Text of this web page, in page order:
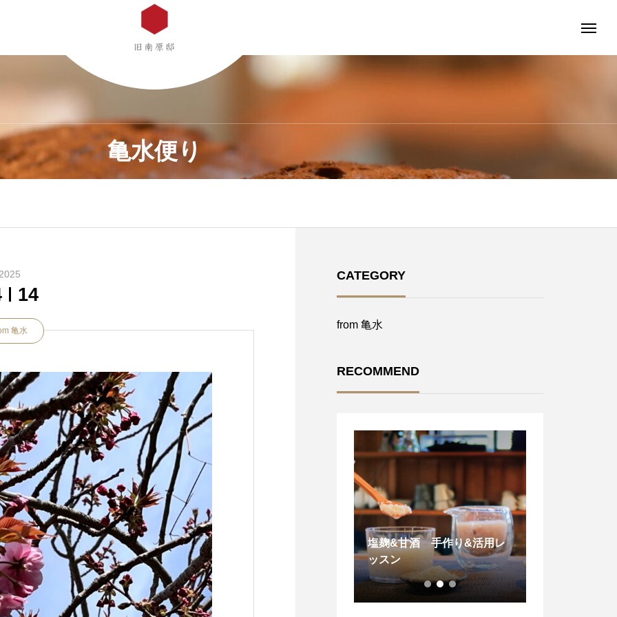
亀水便り
14
亀水
CATEGORY
from 亀水
RECOMMEND
お花で繋ぐ大切なご縁
とうもろこし収穫祭のお知ら
せ
塩麹&甘酒 手作り&活用レ
ッスン